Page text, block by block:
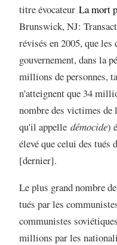
titre évocateur La mort
Brunswick, NJ:
révisés en 2005, que les
gouvernement, dans la
millions de personnes,
n'atteignent que 34
nombre des victimes de
qu'il appelle démocide)
élevé que celui des tués
[dernier].
Le plus grand nombre
tués par les
communistes
millions par les